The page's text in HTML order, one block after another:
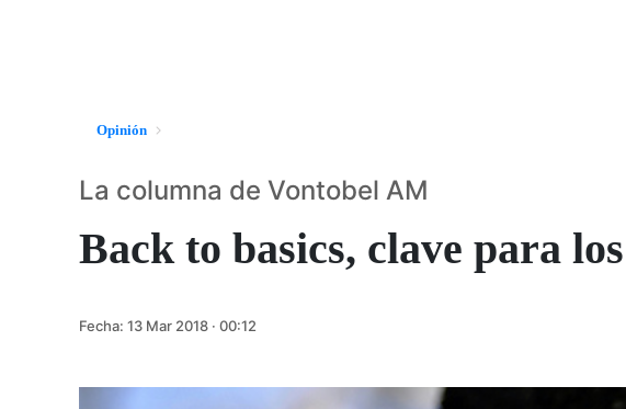
Opinión
Back to basics, clave para
La columna de Vontobel AM
Fecha: 13 Mar 2018 · 00:12